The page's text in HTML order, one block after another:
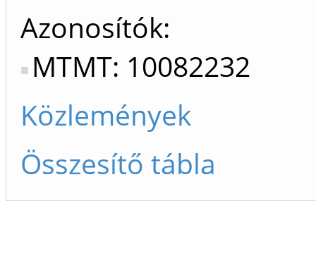
Azonosítók
MTMT: 10082232
Közlemények
Összesítő tábla